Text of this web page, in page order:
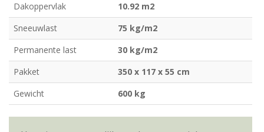
Dakoppervlak
10.92 m2
Sneeuwlast
75 kg/m2
Permanente last
30 kg/m2
Pakket
350 x 117 x 55 cm
Gewicht
600 kg